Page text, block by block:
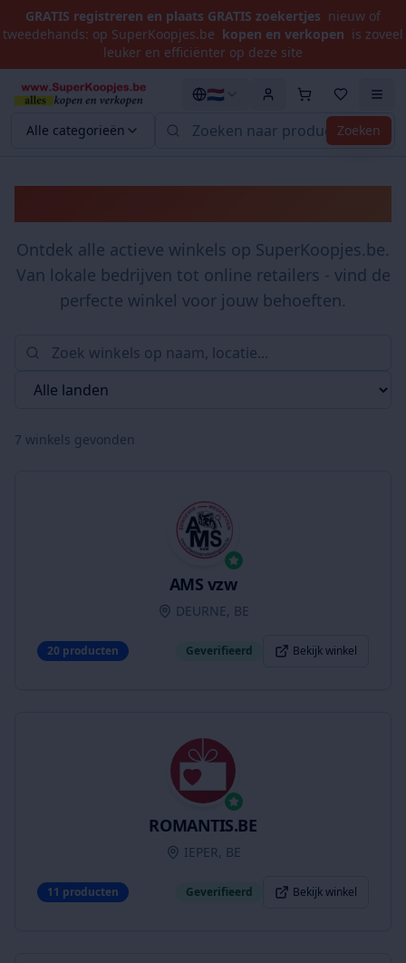
GRATIS registreren en plaats GRATIS zoekertjes nieuw of
tweedehands: op SuperKoopjes.be kopen en verkopen is zoveel
leuker en efficiënter op deze site
Alle categorieën Zoeken
🇳🇱
Ontdek alle actieve winkels op SuperKoopjes.be.
Van lokale bedrijven tot online retailers - vind de
perfecte winkel voor jouw behoeften.
7 winkels gevonden
AMS vzw
DEURNE, BE
20 producten Geverifieerd Bekijk winkel
ROMANTIS.BE
IEPER, BE
11 producten Geverifieerd Bekijk winkel